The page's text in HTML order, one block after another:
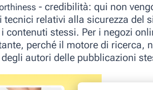
- credibilità: qui non
tecnici relativi alla sicurezza del
contenuti stessi. Per i negozi
perché il motore di ricerca,
autori delle pubblicazioni